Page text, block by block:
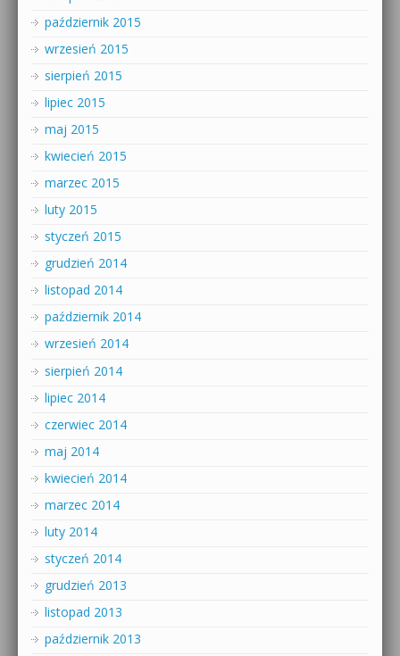
październik 2015
wrzesień 2015
sierpień 2015
lipiec 2015
maj 2015
kwiecień 2015
marzec 2015
luty 2015
styczeń 2015
grudzień 2014
listopad 2014
październik 2014
wrzesień 2014
sierpień 2014
lipiec 2014
czerwiec 2014
maj 2014
kwiecień 2014
marzec 2014
luty 2014
styczeń 2014
grudzień 2013
listopad 2013
październik 2013